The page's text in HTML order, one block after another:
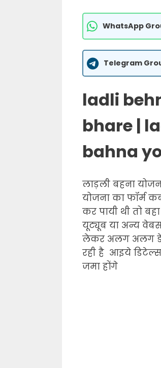
WhatsApp
Telegram
ladli
bhare |
bahna
लाड़ली बहना
योजना का फॉर्म
कर पायी थी तो
यूट्यूब या अन्य
लेकर अलग अलग
रही है आइये
जमा होंगे